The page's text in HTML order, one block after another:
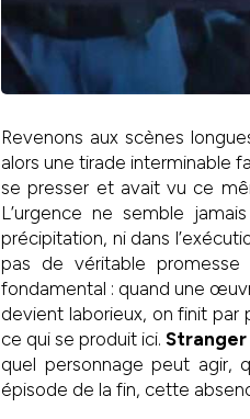
Revenons aux scènes
alors une tirade interminable
se presser et avait vu ce
L’urgence ne semble
précipitation, ni dans
pas de véritable promesse
fondamental : quand une
devient laborieux, on finit par
ce qui se produit ici. Stranger
quel personnage peut agir,
épisode de la fin, cette